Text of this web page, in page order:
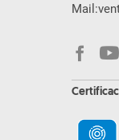
Mail: